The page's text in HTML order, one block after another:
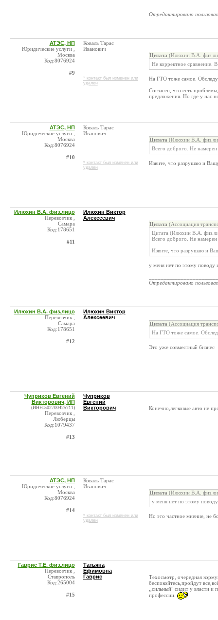
Отредактировано
АТЭС, НП
Юридические услуги ,
Москва
Код:8076924
#9
Коваль Тарас
Иванович
* контакт был изменен или
удален
Цитата (Илюхин В.А.
Не корректное сравнение.
На ГТО тоже самое.
Согласен, что есть
предложения. Но где у нас
АТЭС, НП
Юридические услуги ,
Москва
Код:8076924
#10
Коваль Тарас
Иванович
* контакт был изменен или
удален
Цитата (Илюхин В.А.
Всего доброго. Не намерен
Извите, что разрушаю и
Илюхин В.А. физ.лицо
Перевозчик ,
Самара
Код:178651
#11
Илюхин Виктор
Алексеевич
Цитата (Ассоциация
Цитата (Илюхин В.А.
Всего доброго. Не намерен
Извите, что разрушаю и
у меня нет по этому
Отредактировано
Илюхин В.А. физ.лицо
Перевозчик ,
Самара
Код:178651
#12
Илюхин Виктор
Алексеевич
Цитата (Ассоциация
На ГТО тоже самое.
Это уже совместный бизнес
Чуприков Евгений
Викторович, ИП
(ИНН:502700425711)
Перевозчик ,
Люберцы
Код:1079437
#13
Чуприков
Евгений
Викторович
Конечно,легковые авто не
АТЭС, НП
Юридические услуги ,
Москва
Код:8076924
#14
Коваль Тарас
Иванович
* контакт был изменен или
удален
Цитата (Илюхин В.А.
у меня нет по этому
Но это частное мнение, не
Гаврис Т.Е. физ.лицо
Перевозчик ,
Ставрополь
Код:265004
#15
Татьяна
Ефимовна
Гаврис
Техосмотр, очередная
беспокойтесь,пройдут
,,сильный" сидит у власти
профессии.